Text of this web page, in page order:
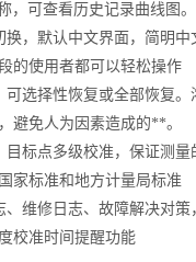
，可查看历史记录曲线图。
换，默认中文界面，简明中
的使用者都可以轻松操作
可选择性恢复或全部恢复。
避免人为因素造成的**。
目标点多级校准，保证测量
家标准和地方计量局标准
、维修日志、故障解决对策
校准时间提醒功能